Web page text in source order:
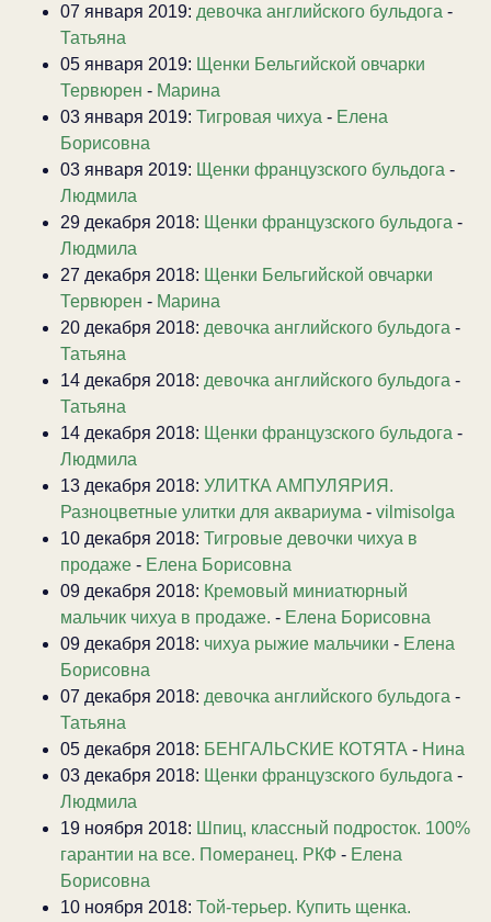
07 января 2019: девочка английского бульдога -
Татьяна
05 января 2019: Щенки Бельгийской овчарки
Тервюрен - Марина
03 января 2019: Тигровая чихуа - Елена
Борисовна
03 января 2019: Щенки французского бульдога -
Людмила
29 декабря 2018: Щенки французского бульдога -
Людмила
27 декабря 2018: Щенки Бельгийской овчарки
Тервюрен - Марина
20 декабря 2018: девочка английского бульдога -
Татьяна
14 декабря 2018: девочка английского бульдога -
Татьяна
14 декабря 2018: Щенки французского бульдога -
Людмила
13 декабря 2018: УЛИТКА АМПУЛЯРИЯ.
Разноцветные улитки для аквариума - vilmisolga
10 декабря 2018: Тигровые девочки чихуа в
продаже - Елена Борисовна
09 декабря 2018: Кремовый миниатюрный
мальчик чихуа в продаже. - Елена Борисовна
09 декабря 2018: чихуа рыжие мальчики - Елена
Борисовна
07 декабря 2018: девочка английского бульдога -
Татьяна
05 декабря 2018: БЕНГАЛЬСКИЕ КОТЯТА - Нина
03 декабря 2018: Щенки французского бульдога -
Людмила
19 ноября 2018: Шпиц, классный подросток. 100%
гарантии на все. Померанец. РКФ - Елена
Борисовна
10 ноября 2018: Той-терьер. Купить щенка.